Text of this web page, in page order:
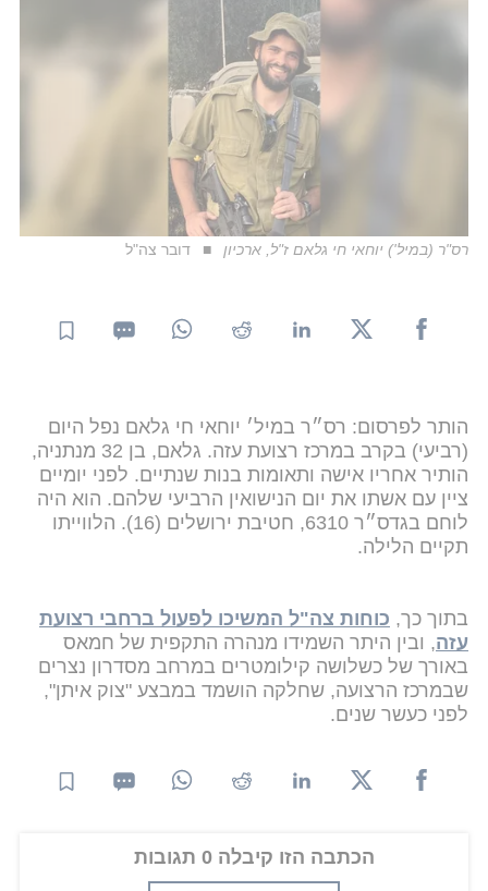
רס"ר (במיל') יוחאי חי גלאם ז"ל, ארכיון דובר צה"ל
הותר לפרסום: רס״ר במיל׳ יוחאי חי גלאם נפל היום
(רביעי) בקרב במרכז רצועת עזה. גלאם, בן 32 מנתניה,
הותיר אחריו אישה ותאומות בנות שנתיים. לפני יומיים
ציין עם אשתו את יום הנישואין הרביעי שלהם. הוא היה
לוחם בגדס״ר 6310, חטיבת ירושלים (16). הלווייתו
תקיים הלילה.
בתוך כך, כוחות צה"ל המשיכו לפעול ברחבי רצועת
עזה, ובין היתר השמידו מנהרה התקפית של חמאס
באורך של כשלושה קילומטרים במרחב מסדרון נצרים
שבמרכז הרצועה, שחלקה הושמד במבצע "צוק איתן",
לפני כעשר שנים.
הכתבה הזו קיבלה 0 תגובות